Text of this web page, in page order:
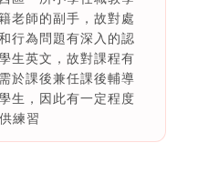
老師的副手，故對處
行為問題有深入的認
生英文，故對課程有
於課後兼任課後輔導
生，因此有一定程度
練習